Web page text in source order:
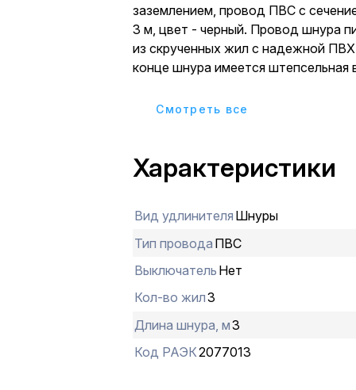
заземлением, провод ПВС с
3 м, цвет - черный. Провод шнура
из скрученных жил с надежной
конце шнура имеется штепсельная
электрических бытовых приборов.
Cмотреть все
Характеристики
Вид удлинителя Шнуры
Тип провода ПВС
Выключатель Нет
Кол-во жил3
Длина шнура, м3
Код РАЭК2077013